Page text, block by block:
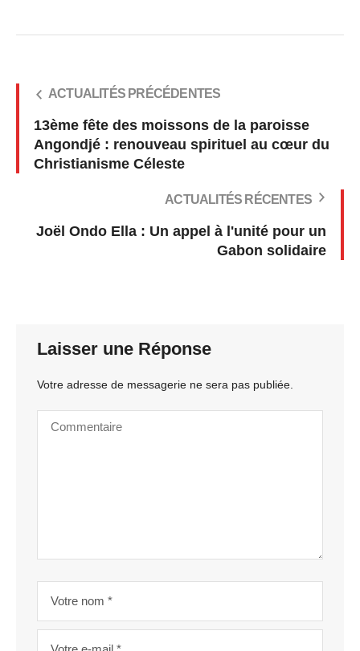
ACTUALITÉS PRÉCÉDENTES
13ème fête des moissons de la paroisse
Angondjé : renouveau spirituel au cœur du
Christianisme Céleste
ACTUALITÉS RÉCENTES
Joël Ondo Ella : Un appel à l'unité pour un
Gabon solidaire
Laisser une Réponse
Votre adresse de messagerie ne sera pas publiée.